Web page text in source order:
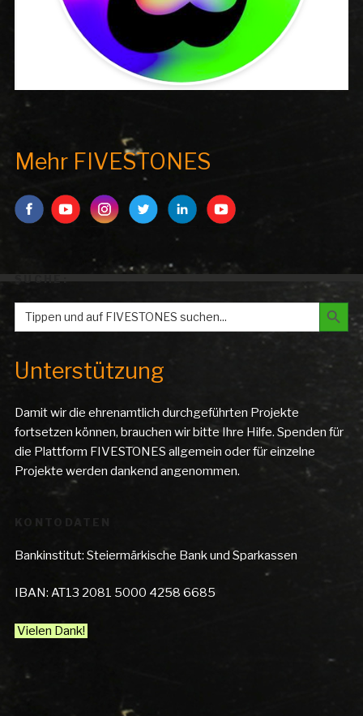
Mehr FIVESTONES
SUCHE:
Search
for:
Search
Unterstützung
Damit wir die ehrenamtlich durchgeführten Projekte
fortsetzen können, brauchen wir bitte Ihre Hilfe. Spenden für
die Plattform FIVESTONES allgemein oder für einzelne
Projekte werden dankend angenommen.
KONTODATEN
Bankinstitut: Steiermärkische Bank und Sparkassen
IBAN: AT13 2081 5000 4258 6685
Vielen Dank!